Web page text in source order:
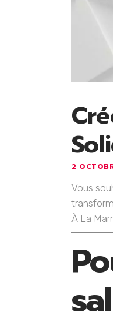
2
Vous
À La